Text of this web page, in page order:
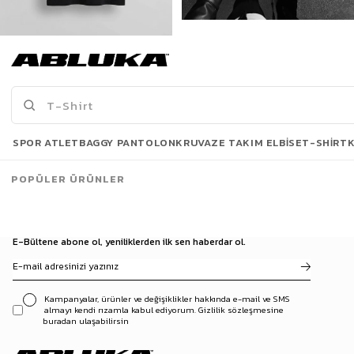
Erkek New York Baskılı Oversize T-Shirt Siyah
Son Bakılanlar
E-Bültene abone ol, yeniliklerden ilk sen haberdar ol.
Kampanyalar, ürünler ve değişiklikler hakkında e-mail ve SMS
almayı kendi rızamla kabul ediyorum. Gizlilik sözleşmesine
buradan ulaşabilirsin
SPOR ATLETBAGGY PANTOLONKRUVAZE TAKIM ELBISET-SHIRT
POPÜLER ÜRÜNLER